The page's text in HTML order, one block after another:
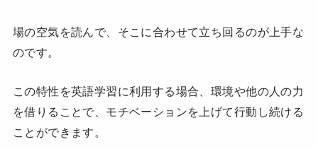
場の空気を読んで、そこに合わせて立ち回るのが上手な
のです。
この特性を英語学習に利用する場合、環境や他の人の力
を借りることで、モチベーションを上げて行動し続ける
ことができます。